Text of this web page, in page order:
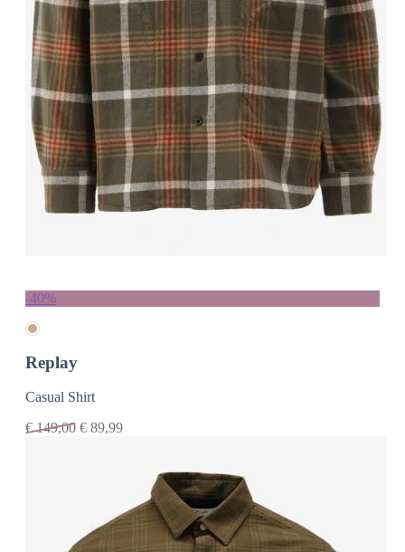
-40%
Replay
Casual Shirt
€149,00 € 89,99